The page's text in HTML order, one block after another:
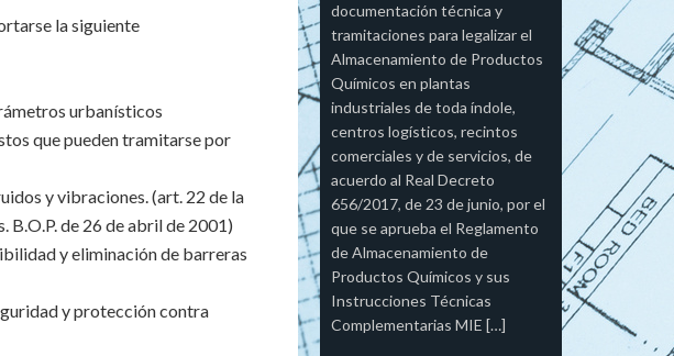
la siguiente
urbanísticos
que pueden tramitarse por
y vibraciones. (art. 22 de la
de 26 de abril de 2001)
y eliminación de barreras
y protección contra
documentación técnica y
tramitaciones para legalizar el
Almacenamiento de Productos
Químicos en plantas
industriales de toda índole,
centros logísticos, recintos
comerciales y de servicios, de
acuerdo al Real Decreto
656/2017, de 23 de junio, por el
que se aprueba el Reglamento
de Almacenamiento de
Productos Químicos y sus
Instrucciones Técnicas
Complementarias MIE […]